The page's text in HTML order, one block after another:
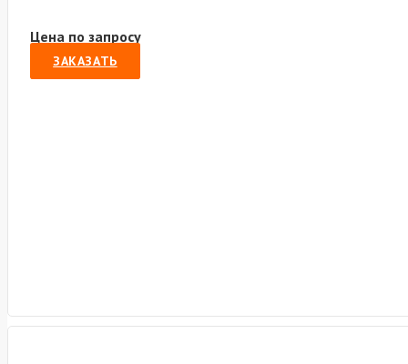
Цена по запросу
ЗАКАЗАТЬ